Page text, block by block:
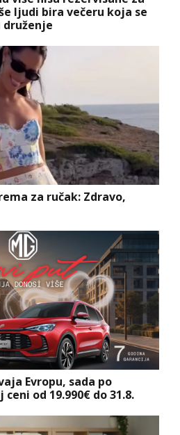
ljudi bira večeru koja se
za ručak: Zdravo,
Evropu, sada po
od 19.990€ do 31.8.